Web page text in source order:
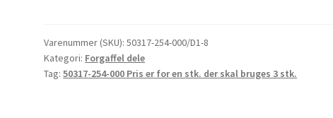
til
forskærm
på
Varenummer (SKU):50317-254-000/D1-8
Kategori: Forgaffel dele
Tag:50317-254-000 Pris er for en stk. der skal bruges 3 stk.